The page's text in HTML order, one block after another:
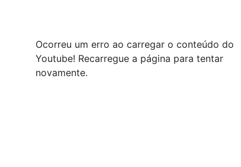
Ocorreu um erro ao carregar o conteúdo do
Youtube! Recarregue a página para tentar
novamente.